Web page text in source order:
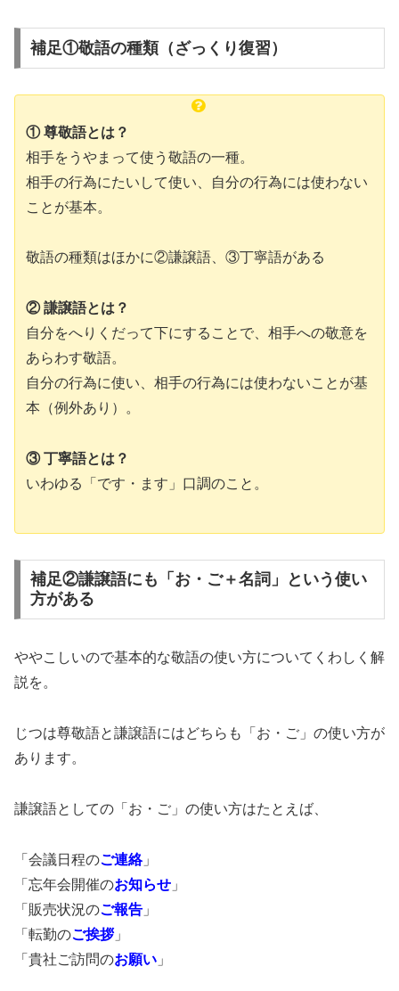
補足①敬語の種類（ざっくり復習）
① 尊敬語とは？
相手をうやまって使う敬語の一種。
相手の行為にたいして使い、自分の行為には使わない
ことが基本。
敬語の種類はほかに②謙譲語、③丁寧語がある
② 謙譲語とは？
自分をへりくだって下にすることで、相手への敬意を
あらわす敬語。
自分の行為に使い、相手の行為には使わないことが基
本（例外あり）。
③ 丁寧語とは？
いわゆる「です・ます」口調のこと。
補足②謙譲語にも「お・ご＋名詞」という使い
方がある
ややこしいので基本的な敬語の使い方についてくわしく解
説を。
じつは尊敬語と謙譲語にはどちらも「お・ご」の使い方が
あります。
謙譲語としての「お・ご」の使い方はたとえば、
「会議日程のご連絡」
「忘年会開催のお知らせ 」
「販売状況のご報告 」
「転勤のご挨拶」
「貴社ご訪問のお願い 」